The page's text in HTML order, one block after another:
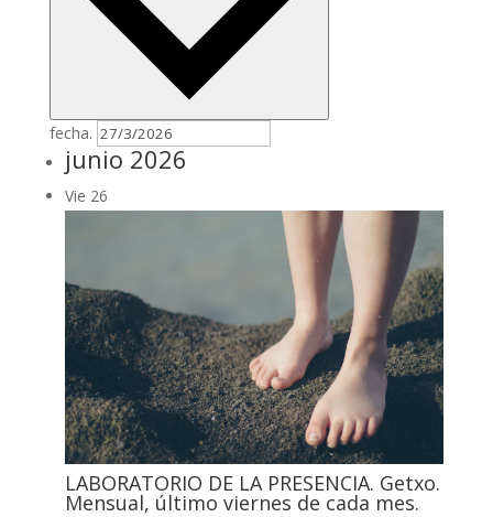
fecha.
junio 2026
Vie 26
LABORATORIO DE LA PRESENCIA. Getxo.
Mensual, último viernes de cada mes.